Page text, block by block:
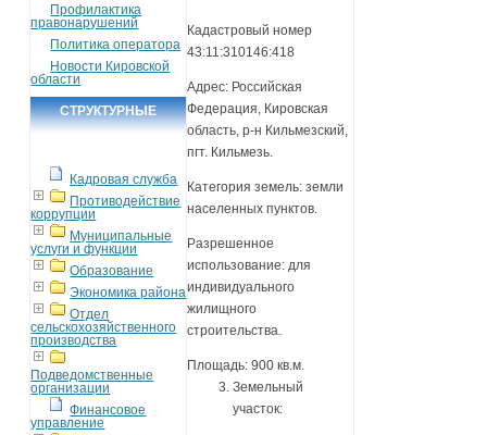
Профилактика
правонарушений
Политика оператора
Новости Кировской
области
СТРУКТУРНЫЕ
Кадровая служба
Противодействие
коррупции
Муниципальные
услуги и функции
Образование
Экономика района
Отдел
сельскохозяйственного
производства
Подведомственные
организации
Финансовое
управление
Кадастровый номер
43:11:310146:418
Адрес: Российская
Федерация, Кировская
область, р-н Кильмезский,
пгт. Кильмезь.
Категория земель: земли
населенных пунктов.
Разрешенное
использование: для
индивидуального
жилищного
строительства.
Площадь: 900 кв.м.
Земельный
участок: